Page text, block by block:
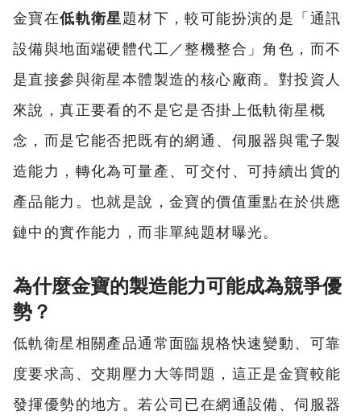
金寶在低軌衛星題材下，較可能扮演的是「通訊
設備與地面端硬體代工／整機整合」角色，而不
是直接參與衛星本體製造的核心廠商。對投資人
來說，真正要看的不是它是否掛上低軌衛星概
念，而是它能否把既有的網通、伺服器與電子製
造能力，轉化為可量產、可交付、可持續出貨的
產品能力。也就是說，金寶的價值重點在於供應
鏈中的實作能力，而非單純題材曝光。
為什麼金寶的製造能力可能成為競爭優
勢？
低軌衛星相關產品通常面臨規格快速變動、可靠
度要求高、交期壓力大等問題，這正是金寶較能
發揮優勢的地方。若公司已在網通設備、伺服器